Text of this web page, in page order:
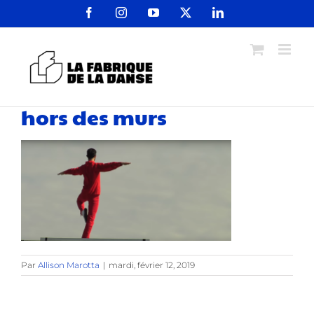
FacebookInstagramYouTube LinkedIn
hors des murs
Par Allison Marotta | mardi, février 12, 2019